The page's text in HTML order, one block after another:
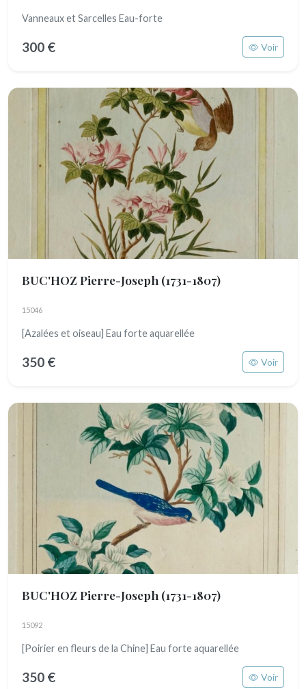
Vanneaux et Sarcelles Eau-forte
300 € Voir
BUC'HOZ Pierre-Joseph (1731-1807)
15046
[Azalées et oiseau] Eau forte aquarellée
350 € Voir
BUC'HOZ Pierre-Joseph (1731-1807)
15092
[Poirier en fleurs de la Chine] Eau forte aquarellée
350 € Voir